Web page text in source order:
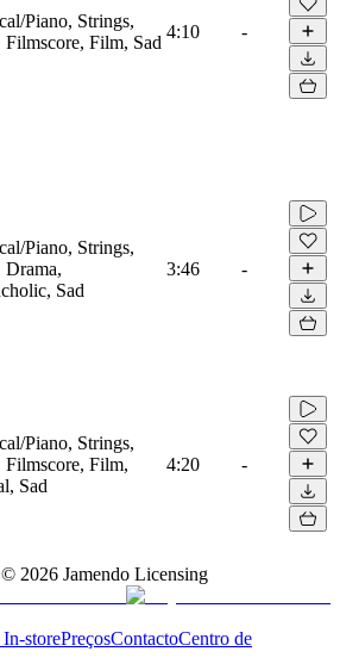
Piano, Strings,
Filmscore, Film, Sad
4:10 -
Piano, Strings,
Drama,
Sad
3:46 -
Piano, Strings,
Filmscore, Film,
Sad
4:20 -
© 2026 Jamendo Licensing
storePreçosContactoCentro de